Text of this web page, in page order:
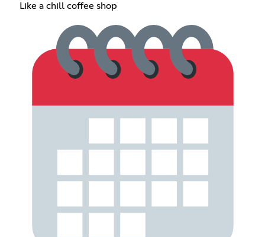
Like a chill coffee shop